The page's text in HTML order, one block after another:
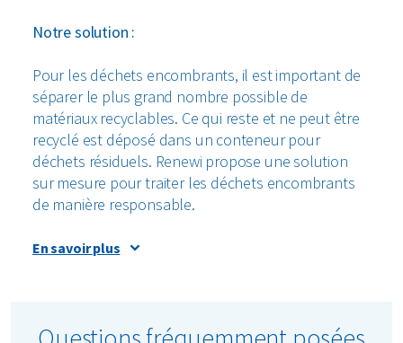
Notre solution :
Pour les déchets encombrants, il est important de
séparer le plus grand nombre possible de
matériaux recyclables. Ce qui reste et ne peut être
recyclé est déposé dans un conteneur pour
déchets résiduels. Renewi propose une solution
sur mesure pour traiter les déchets encombrants
de manière responsable.
Les déchets encombrants contiennent
En savoir plus